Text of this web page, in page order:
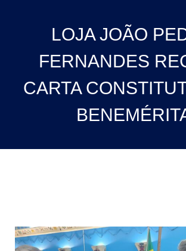
LOJA JOÃO
FERNANDES
CARTA